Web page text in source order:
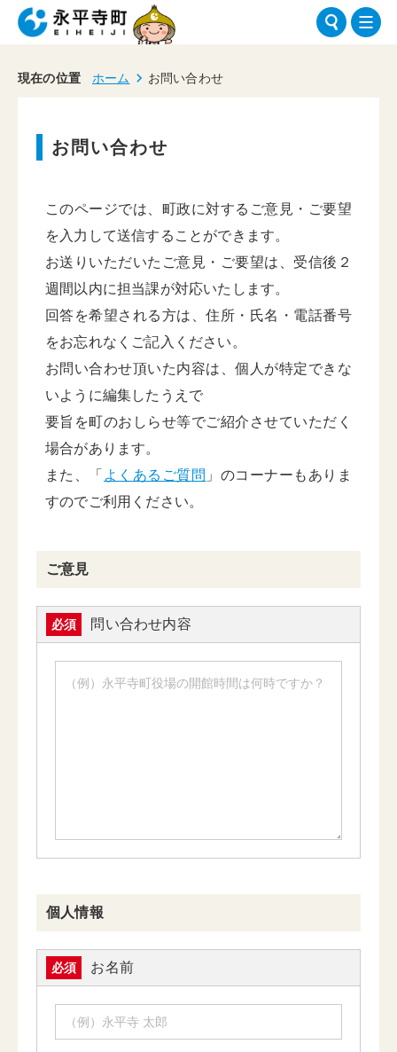
現在の位置 ホーム お問い合わせ
お問い合わせ
このページでは、町政に対するご意見・ご要望
を入力して送信することができます。
お送りいただいたご意見・ご要望は、受信後２
週間以内に担当課が対応いたします。
回答を希望される方は、住所・氏名・電話番号
をお忘れなくご記入ください。
お問い合わせ頂いた内容は、個人が特定できな
いように編集したうえで
要旨を町のおしらせ等でご紹介させていただく
場合があります。
また、「 よくあるご質問 」のコーナーもありま
すのでご利用ください。
ご意見
必須 問い合わせ内容
個人情報
必須 お名前